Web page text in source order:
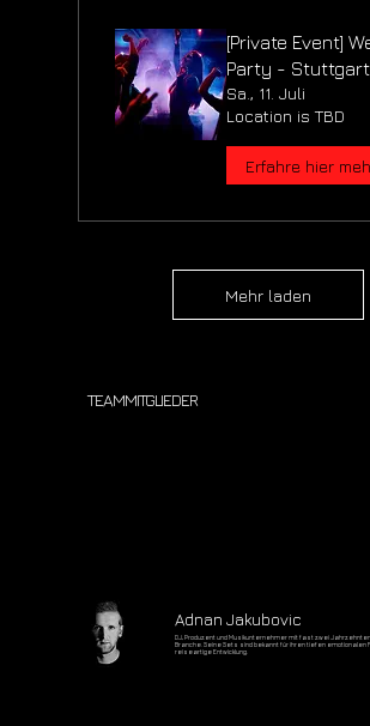
[Private Event]
Party - Stuttgart
Sa., 11. Juli
Location is TBD
Erfahre hier
Mehr laden
TEAMMITGLIEDER
Adnan Jakubovic
DJ, Produzent und Musikunternehmer mit fast zwei
Branche. Seine Sets sind bekannt für ihren tiefen emotionalen
reiseartige Entwicklung.